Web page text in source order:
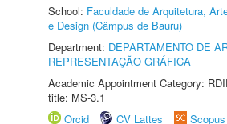
School: Faculdade de Arquitetura,
e Design (Câmpus de Bauru)
Department: DEPARTAMENTO DE
REPRESENTAÇÃO GRÁFICA
Academic Appointment Category:
title: MS-3.1
Orcid
CV Lattes
Scopus